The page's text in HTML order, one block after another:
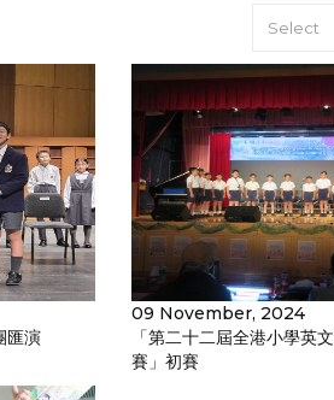
Select
匯演
09 November, 2024
「第二十二屆全港小學英
賽」初賽